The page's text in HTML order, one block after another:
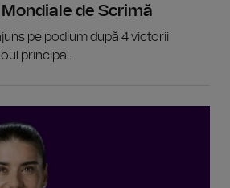
de Scrimă
pe podium după 4 victorii
principal.